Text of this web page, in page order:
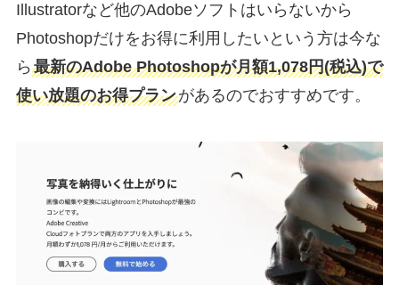
Illustratorなど他のAdobeソフトはいらないから
Photoshopだけをお得に利用したいという方は今な
ら 最新のAdobe Photoshopが月額1,078円(税込)で
使い放題のお得プランがあるのでおすすめです。